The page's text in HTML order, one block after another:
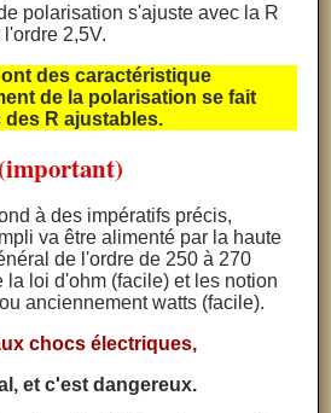
polarisation s'ajuste avec la R
2,5V.
ont des caractéristique
de la polarisation se fait
R ajustables.
(important)
à des impératifs précis,
va être alimenté par la haute
de l'ordre de 250 à 270
la loi d'ohm (facile) et les notion
anciennement watts (facile).
chocs électriques,
et c'est dangereux.